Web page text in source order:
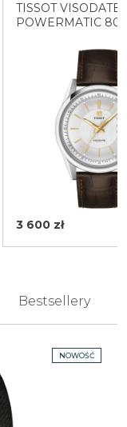
TISSOT VISODATE
POWERMATIC 80
3 600 zł
Bestsellery
NOWOŚĆ